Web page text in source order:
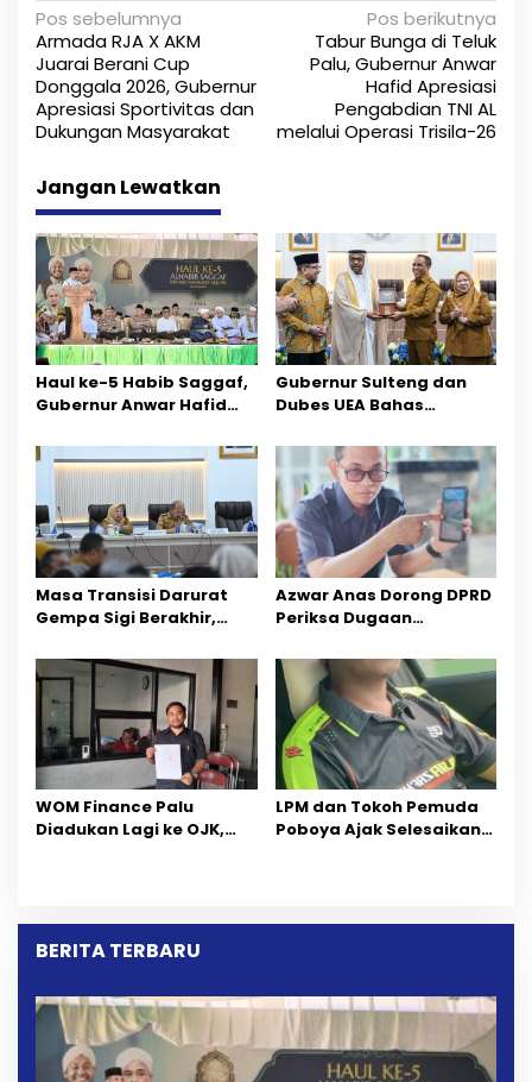
N
a
v
i
g
a
s
i
p
o
s
Pos sebelumnya
Armada RJA X AKM
Juarai Berani Cup
Donggala 2026, Gubernur
Apresiasi Sportivitas dan
Dukungan Masyarakat
Pos berikutnya
Tabur Bunga di Teluk
Palu, Gubernur Anwar
Hafid Apresiasi
Pengabdian TNI AL
melalui Operasi Trisila-26
Jangan Lewatkan
Haul ke-5 Habib Saggaf,
Gubernur Anwar Hafid
Ilmu dan Pendidikan
Gubernur Sulteng dan
Dubes UEA Bahas
Sektor Jadi Prioritas
Masa Transisi Darurat
Gempa Sigi Berakhir,
Percepatan Pemulihan
Azwar Anas Dorong DPRD
Periksa Dugaan
Wilayah Tambang PT
CPM
‎WOM Finance Palu
Diadukan Lagi ke OJK,
Dipersoalkan ‎
LPM dan Tokoh Pemuda
Poboya Ajak Selesaikan
BERITA TERBARU